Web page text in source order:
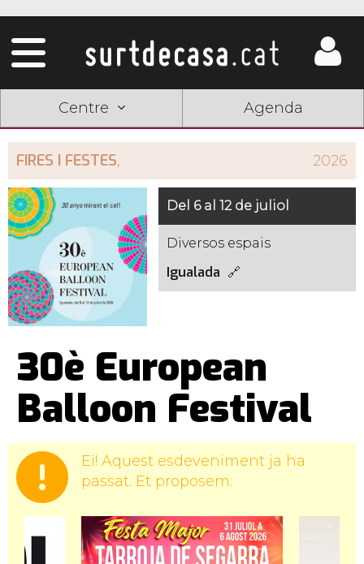
Centre Agenda
FIRES I FESTES, 2026
Del 6 al 12 de juliol
Diversos espais
Igualada
30è European
Balloon Festival
Ei! Aquest esdeveniment ja ha
passat. Et proposem: